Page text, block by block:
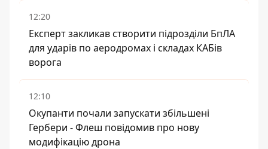
12:20
Експерт закликав створити підрозділи БпЛА
для ударів по аеродромах і складах КАБів
ворога
12:10
Окупанти почали запускати збільшені
Гербери - Флеш повідомив про нову
модифікацію дрона